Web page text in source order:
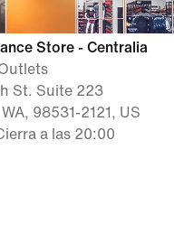
Store - Centralia
St. Suite 223
98531-2121, US
a las 20:00